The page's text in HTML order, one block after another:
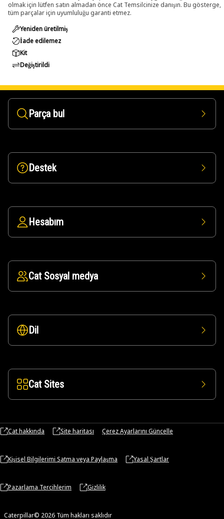
olmak için lütfen satın almadan önce Cat Temsilcinize danışın. Bu gösterge,
tüm parçalar için uyumluluğu garanti etmez.
Yeniden üretilmiş
İade edilemez
Kit
Değiştirildi
Parça bul
Destek
Hesabım
Cat Sosyal medya
Dil
Cat Sites
Cat hakkında Site haritası Çerez Ayarlarını Güncelle
Kişisel Bilgilerimi Satma veya Paylaşma Yasal Şartlar
Pazarlama Tercihlerim Gizlilik
Caterpillar© 2026 Tüm hakları saklıdır